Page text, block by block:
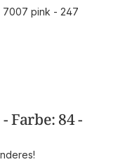
7007 pink - 247
Preis:
Farbe: 84 -